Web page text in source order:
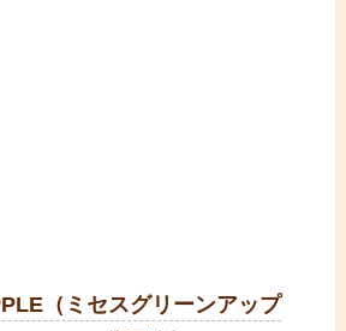
（ミセスグリーンアップ